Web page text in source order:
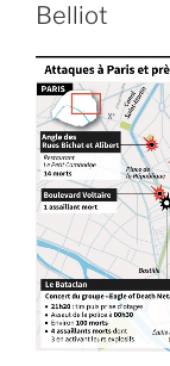
Belliot